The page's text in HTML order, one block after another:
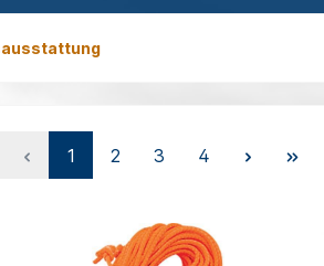
1 2 3 4